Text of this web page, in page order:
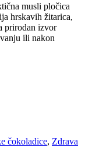
musli pločica
hrskavih žitarica,
prirodan izvor
ili nakon
čokoladice, Zdrava